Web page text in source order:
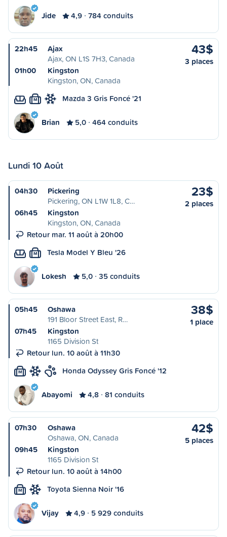
Jide 4,9 784 conduits
22h45
Ajax
Ajax, ON L1S 7H3, Canada
01h00
Kingston
Kingston, ON, Canada
43$
3 places
M Mazda 3 Gris Foncé '21
Brian 5,0 464 conduits
Lundi 10 Août
04h30
Pickering
Pickering, ON L1W 1L8, C…
06h45
Kingston
Kingston, ON, Canada
Retour mar. 11 août à 20h00
23$
2 places
M Tesla Model Y Bleu '26
Lokesh 5,0 35 conduits
05h45
Oshawa
191 Bloor Street East, R…
07h45
Kingston
1165 Division St
Retour lun. 10 août à 11h30
38$
1 place
M Honda Odyssey Gris Foncé '12
Abayomi 4,8 81 conduits
07h30
Oshawa
Oshawa, ON, Canada
09h45
Kingston
1165 Division St
Retour lun. 10 août à 14h00
42$
5 places
M Toyota Sienna Noir '16
Vijay 4,9 5 929 conduits